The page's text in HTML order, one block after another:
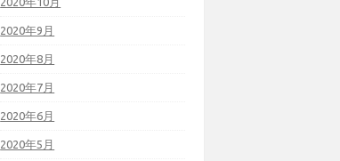
2020年9月
2020年8月
2020年7月
2020年6月
2020年5月